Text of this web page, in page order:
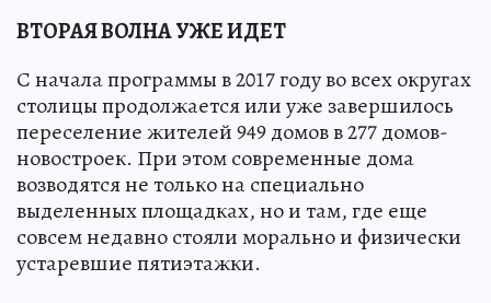
ВТОРАЯ ВОЛНА УЖЕ ИДЕТ
С начала программы в 2017 году во всех округах
столицы продолжается или уже завершилось
переселение жителей 949 домов в 277 домов-
новостроек. При этом современные дома
возводятся не только на специально
выделенных площадках, но и там, где еще
совсем недавно стояли морально и физически
устаревшие пятиэтажки.